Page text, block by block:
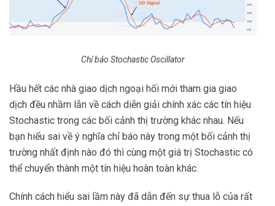
Chỉ báo Stochastic Oscillator
Hầu hết các nhà giao dịch ngoại hối mới tham gia giao
dịch đều nhầm lẫn về cách diễn giải chính xác các tín hiệu
Stochastic trong các bối cảnh thị trường khác nhau. Nếu
bạn hiểu sai về ý nghĩa chỉ báo này trong một bối cảnh thị
trường nhất định nào đó thì cùng một giá trị Stochastic có
thể chuyển thành một tín hiệu hoàn toàn khác.
Chính cách hiểu sai lầm này đã dẫn đến sự thua lỗ của rất